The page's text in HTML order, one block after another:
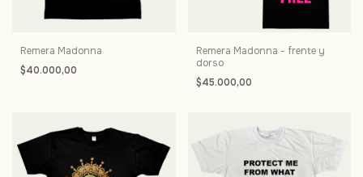
Remera Madonna
$40.000,00
Remera Madonna - frente y
dorso
$45.000,00